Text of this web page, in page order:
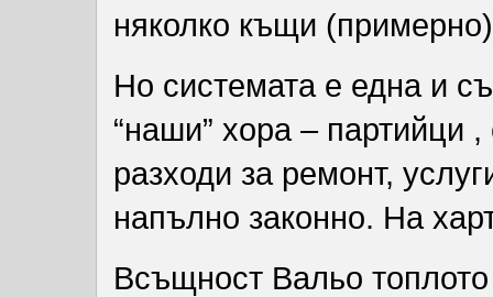
няколко къщи
Но системата е една и
“наши” хора – партийци ,
разходи за ремонт,
напълно законно. На
Всъщност Вальо